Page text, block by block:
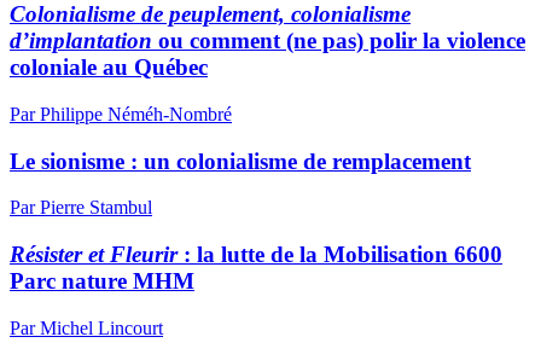
Colonialisme de peuplement, colonialisme
d’implantation ou comment (ne pas) polir la violence
coloniale au Québec
Par Philippe Néméh-Nombré
Le sionisme : un colonialisme de remplacement
Par Pierre Stambul
Résister et Fleurir: la lutte de la Mobilisation 6600
Parc nature MHM
Par Michel Lincourt